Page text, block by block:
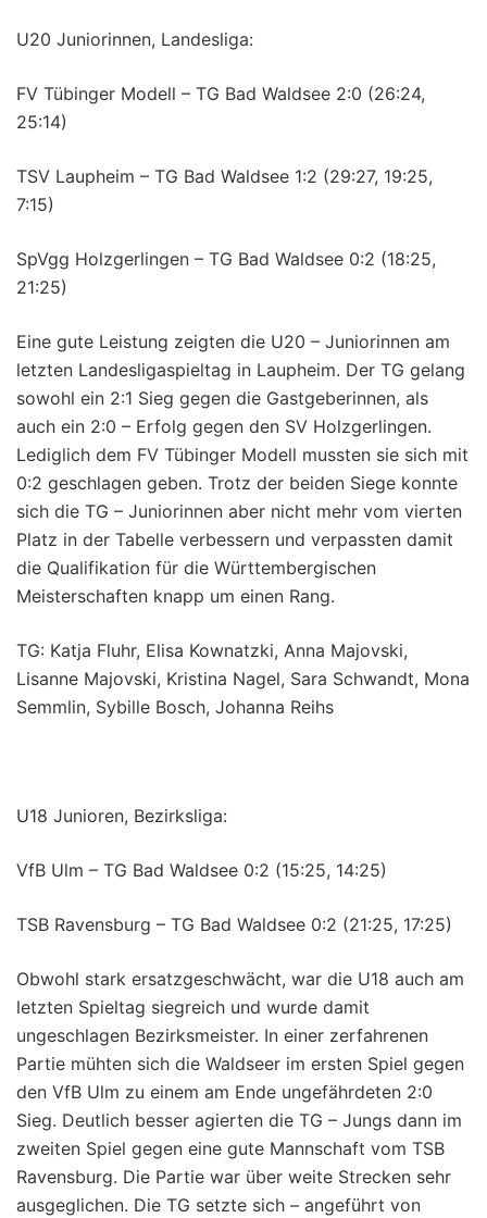
U20 Juniorinnen, Landesliga:
FV Tübinger Modell – TG Bad Waldsee 2:0 (26:24,
25:14)
TSV Laupheim – TG Bad Waldsee 1:2 (29:27, 19:25,
7:15)
SpVgg Holzgerlingen – TG Bad Waldsee 0:2 (18:25,
21:25)
Eine gute Leistung zeigten die U20 – Juniorinnen am
letzten Landesligaspieltag in Laupheim. Der TG gelang
sowohl ein 2:1 Sieg gegen die Gastgeberinnen, als
auch ein 2:0 – Erfolg gegen den SV Holzgerlingen.
Lediglich dem FV Tübinger Modell mussten sie sich mit
0:2 geschlagen geben. Trotz der beiden Siege konnte
sich die TG – Juniorinnen aber nicht mehr vom vierten
Platz in der Tabelle verbessern und verpassten damit
die Qualifikation für die Württembergischen
Meisterschaften knapp um einen Rang.
TG: Katja Fluhr, Elisa Kownatzki, Anna Majovski,
Lisanne Majovski, Kristina Nagel, Sara Schwandt, Mona
Semmlin, Sybille Bosch, Johanna Reihs
U18 Junioren, Bezirksliga:
VfB Ulm – TG Bad Waldsee 0:2 (15:25, 14:25)
TSB Ravensburg – TG Bad Waldsee 0:2 (21:25, 17:25)
Obwohl stark ersatzgeschwächt, war die U18 auch am
letzten Spieltag siegreich und wurde damit
ungeschlagen Bezirksmeister. In einer zerfahrenen
Partie mühten sich die Waldseer im ersten Spiel gegen
den VfB Ulm zu einem am Ende ungefährdeten 2:0
Sieg. Deutlich besser agierten die TG – Jungs dann im
zweiten Spiel gegen eine gute Mannschaft vom TSB
Ravensburg. Die Partie war über weite Strecken sehr
ausgeglichen. Die TG setzte sich – angeführt von